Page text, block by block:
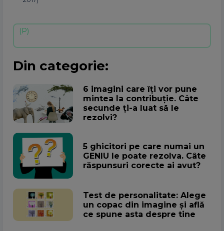
Din categorie:
6 imagini care îți vor pune
mintea la contribuție. Câte
secunde ți-a luat să le
rezolvi?
5 ghicitori pe care numai un
GENIU le poate rezolva. Câte
răspunsuri corecte ai avut?
Test de personalitate: Alege
un copac din imagine și află
ce spune asta despre tine